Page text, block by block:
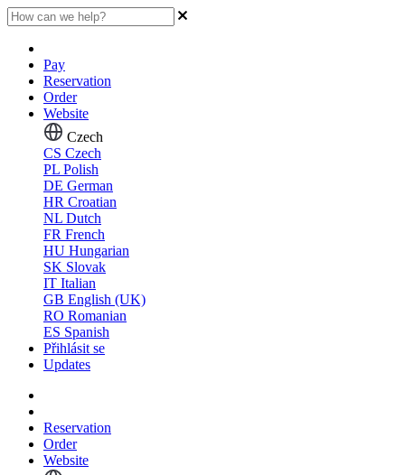
Pay
Reservation
Order
Website
Czech
CS Czech
PL Polish
DE German
HR Croatian
NL Dutch
FR French
HU Hungarian
SK Slovak
IT Italian
GB English (UK)
RO Romanian
ES Spanish
Přihlásit se
Updates
Reservation
Order
Website